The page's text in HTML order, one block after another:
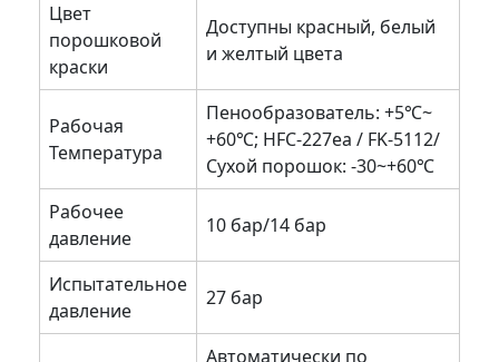
Цвет
порошковой
краски
Доступны красный, белый
и желтый цвета
Рабочая
Температура
Пенообразователь: +5℃~
+60℃; HFC-227ea / FK-5112/
Сухой порошок: -30~+60℃
Рабочее
давление
10 бар/14 бар
Испытательное
давление
27 бар
Автоматически по